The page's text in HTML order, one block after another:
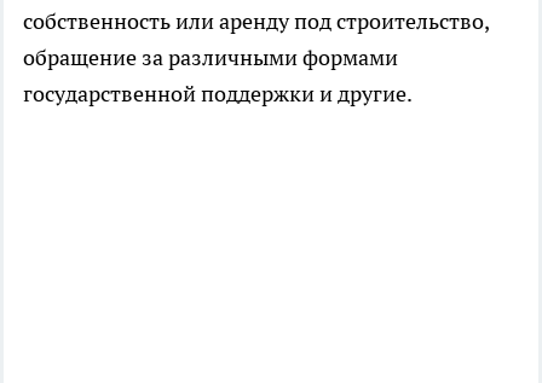
собственность или аренду под строительство,
обращение за различными формами
государственной поддержки и другие.